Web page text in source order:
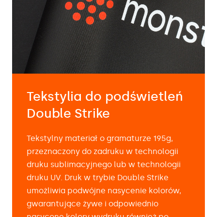
gramaturę 195g/m2 i jest drukowane są
w technologii sublimacji lub UV.
Maksymalna szerokość brytu wynosi 500
cm (w przypadku druku UV) oraz 320 cm
(w przypadku druku sublimacyjnego).
Istnieje możliwość łączenia brytów.
klasy B1.
Tekstylia do podświetleń
Double Strike
Tekstylny materiał o gramaturze 195g,
przeznaczony do zadruku w technologii
druku sublimacyjnego lub w technologii
druku UV. Druk w trybie Double Strike
umożliwia podwójne nasycenie kolorów,
gwarantujące żywe i odpowiednio